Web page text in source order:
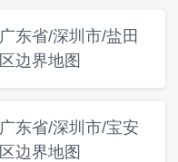
广东省/深圳市/盐田
区边界地图
广东省/深圳市/宝安
区边界地图